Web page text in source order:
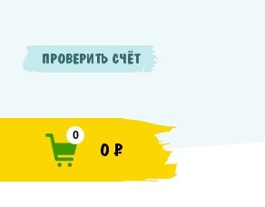
ПРОВЕРИТЬ СЧЁТ
0
0 ₽